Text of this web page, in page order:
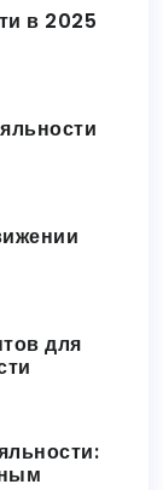
в 2025
для